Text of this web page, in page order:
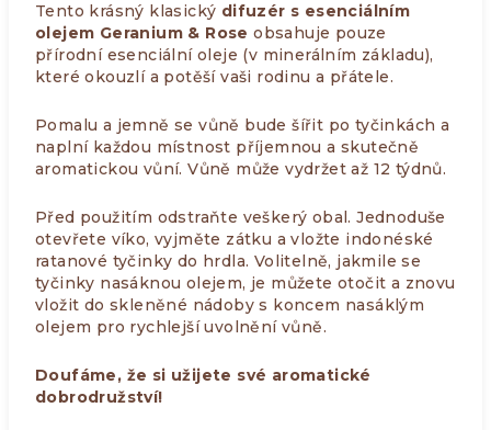
Tento krásný klasický difuzér s esenciálním
olejem Geranium & Rose obsahuje pouze
přírodní esenciální oleje (v minerálním základu),
které okouzlí a potěší vaši rodinu a přátele.
Pomalu a jemně se vůně bude šířit po tyčinkách a
naplní každou místnost příjemnou a skutečně
aromatickou vůní. Vůně může vydržet až 12 týdnů.
Před použitím odstraňte veškerý obal. Jednoduše
otevřete víko, vyjměte zátku a vložte indonéské
ratanové tyčinky do hrdla. Volitelně, jakmile se
tyčinky nasáknou olejem, je můžete otočit a znovu
vložit do skleněné nádoby s koncem nasáklým
olejem pro rychlejší uvolnění vůně.
Doufáme, že si užijete své aromatické
dobrodružství!